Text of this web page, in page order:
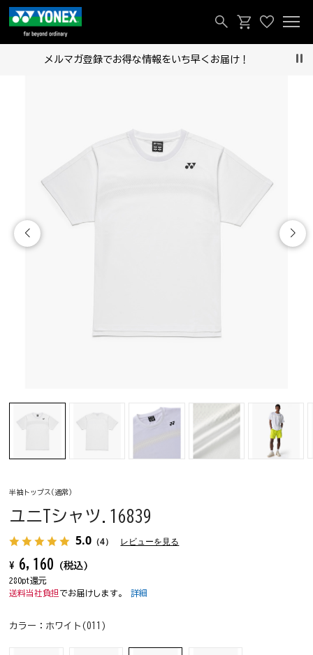
メルマガ登録でお得な情報をいち早くお届け！
半袖トップス(通常)
ユニTシャツ.16839
5.0 （4） レビューを見る
¥ 6,160 (税込)
280pt還元
送料当社負担 でお届けします。詳細
カラー： ホワイト(011)